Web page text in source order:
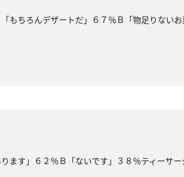
もちろんデザートだ」６７％Ｂ「物足りない
す」６２％Ｂ「ないです」３８％ティーサー